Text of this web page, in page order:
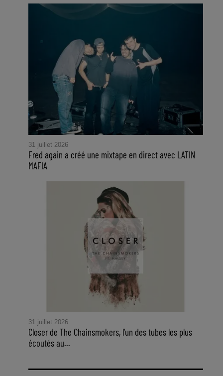
31 juillet 2026
Fred again a créé une mixtape en direct avec LATIN
MAFIA
31 juillet 2026
Closer de The Chainsmokers, l’un des tubes les plus
écoutés au...